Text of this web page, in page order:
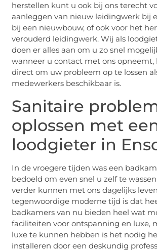
herstellen kunt u ook bij ons terecht
aanleggen van nieuw leidingwerk bij
bij een nieuwbouw, of ook voor het
verouderd leidingwerk. Wij als
doen er alles aan om u zo snel
wanneer u contact met ons opneemt,
direct om uw probleem op te lossen
medewerkers beschikbaar is.
Sanitaire
oplossen met
loodgieter in
In de vroegere tijden was een
bedoeld om even snel u zelf te
verder kunnen met ons dagelijks
tegenwoordige moderne tijd is dat
badkamers van nu bieden heel wat
faciliteiten voor ontspanning en luxe,
luxe te kunnen hebben is het nodig
installeren door een deskundig